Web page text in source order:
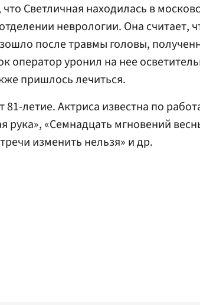
что Светличная находилась в
неврологии. Она считает,
после травмы головы,
оператор уронил на нее
пришлось лечиться.
81-летие. Актриса известна по
рука», «Семнадцать мгновений
изменить нельзя» и др.